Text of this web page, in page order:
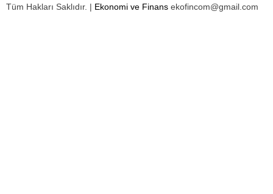
Tüm Hakları Saklıdır. | Ekonomi ve Finans ekofincom@gmail.com